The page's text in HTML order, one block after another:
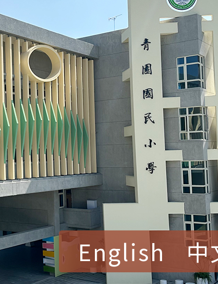
English 中
賀！本校參加桃園市中